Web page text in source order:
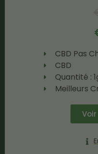
CBD Pas
CBD
Quantité :
Meilleurs